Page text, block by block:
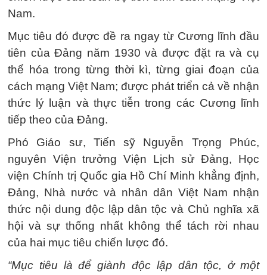
Nam.
Mục tiêu đó được đề ra ngay từ Cương lĩnh đầu
tiên của Đảng năm 1930 và được đặt ra và cụ
thể hóa trong từng thời kì, từng giai đoạn của
cách mạng Việt Nam; được phát triển cả về nhận
thức lý luận và thực tiễn trong các Cương lĩnh
tiếp theo của Đảng.
Phó Giáo sư, Tiến sỹ Nguyễn Trọng Phúc,
nguyên Viện trưởng Viện Lịch sử Đảng, Học
viện Chính trị Quốc gia Hồ Chí Minh khẳng định,
Đảng, Nhà nước và nhân dân Việt Nam nhận
thức nội dung độc lập dân tộc và Chủ nghĩa xã
hội và sự thống nhất không thể tách rời nhau
của hai mục tiêu chiến lược đó.
“Mục tiêu là để giành độc lập dân tộc, ở một